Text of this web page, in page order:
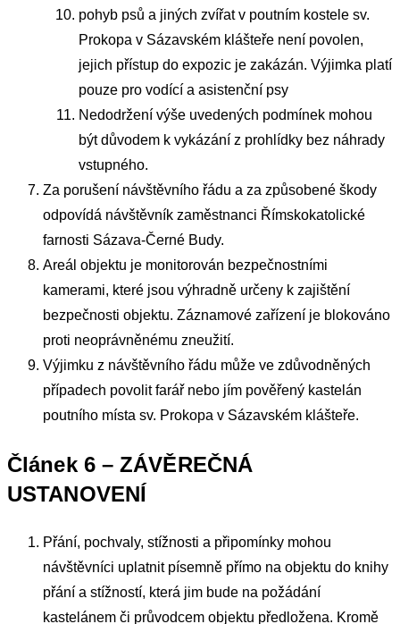
pohyb psů a jiných zvířat v poutním kostele sv.
Prokopa v Sázavském klášteře není povolen,
jejich přístup do expozic je zakázán. Výjimka platí
pouze pro vodící a asistenční psy
Nedodržení výše uvedených podmínek mohou
být důvodem k vykázání z prohlídky bez náhrady
vstupného.
Za porušení návštěvního řádu a za způsobené škody
odpovídá návštěvník zaměstnanci Římskokatolické
farnosti Sázava-Černé Budy.
Areál objektu je monitorován bezpečnostními
kamerami, které jsou výhradně určeny k zajištění
bezpečnosti objektu. Záznamové zařízení je blokováno
proti neoprávněnému zneužití.
Výjimku z návštěvního řádu může ve zdůvodněných
případech povolit farář nebo jím pověřený kastelán
poutního místa sv. Prokopa v Sázavském klášteře.
Článek 6 – ZÁVĚREČNÁ
USTANOVENÍ
Přání, pochvaly, stížnosti a připomínky mohou
návštěvníci uplatnit písemně přímo na objektu do knihy
přání a stížností, která jim bude na požádání
kastelánem či průvodcem objektu předložena. Kromě